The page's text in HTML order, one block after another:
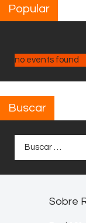
Popular
no events found
Buscar
Sobre